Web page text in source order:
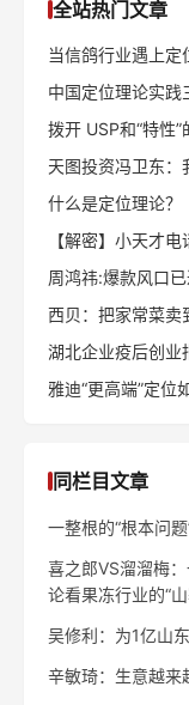
全站热门文章
当信鸽行业遇上定
中国定位理论实践
拨开 USP和“特性”
天图投资冯卫东
什么是定位理论？
【解密】小天才
周鸿祎:爆款风口
西贝：把家常菜卖
湖北企业疫后创业
雅迪“更高端”定位
同栏目文章
一整根的“根本问
喜之郎VS溜溜梅
论看果冻行业的“山
吴修利：为1亿山
辛敏琦：生意越来